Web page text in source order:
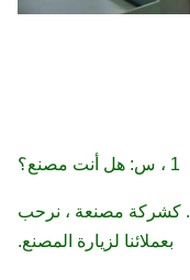
1 ، س: هل أنت مصنع؟
ج: نعم ، لقد تأسسنا في عام 2003. كشركة مصنعة ، نرحب
بعملائنا لزيارة المصنع.